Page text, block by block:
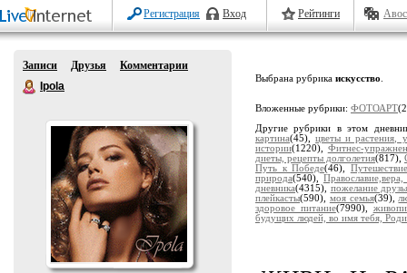
Регистрация Вход Рейтинги
Записи Друзья
Комментарии
Ipola
Выбрана рубрика искусство
Вложенные рубрики: ФОТОАРТ
Другие рубрики в этом
картина(45),цветы и растения,
истории(1220), Фитнес-
диеты, рецепты долголетия(817),
Путь к Победе(46),
природа(540),
дневника(4315), пожелание
плейкасты(590), моя семья(39),
здоровое питание(7990),
будущих людей, во имя тебя,